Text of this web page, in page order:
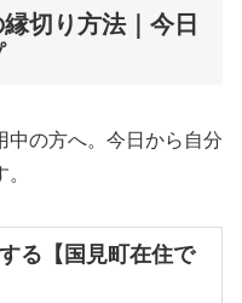
切り方法｜今日
中の方へ。今日から自分
る【国見町在住で